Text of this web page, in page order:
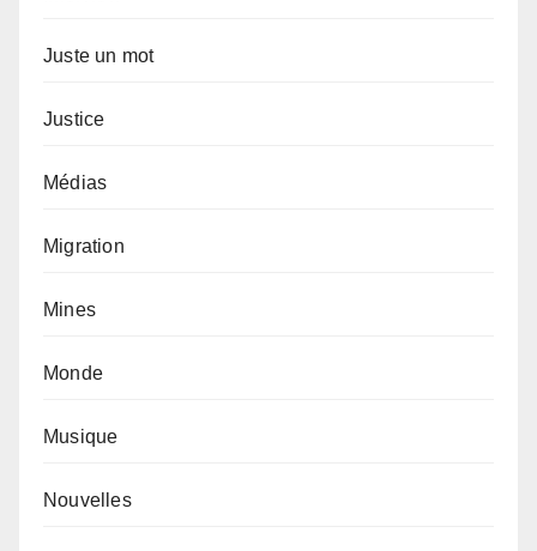
Juste un mot
Justice
Médias
Migration
Mines
Monde
Musique
Nouvelles